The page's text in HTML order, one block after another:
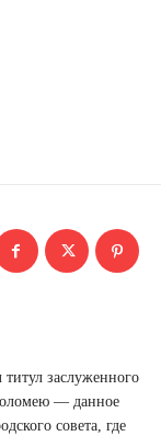
заслуженного
— данное
совета, где